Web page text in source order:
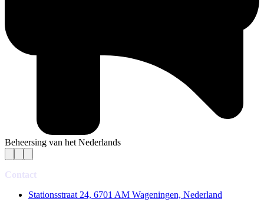
Beheersing van het Nederlands
Contact
Stationsstraat 24, 6701 AM Wageningen, Nederland